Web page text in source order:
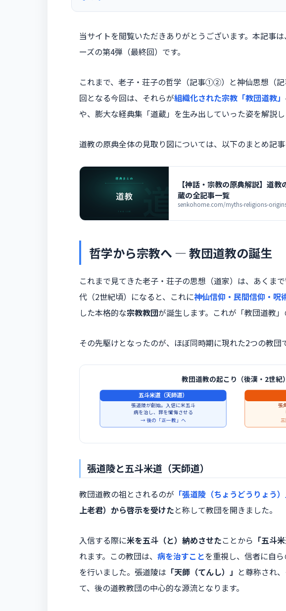
当サイトを閲覧いただきありがとうございます。本記事
ーズの第4弾（最終回）です。
これまで、老子・荘子の哲学（記事①②）と神仙思想（
回となる今回は、それらが組織化された宗教「教団道教」
や、膨大な経典集「道蔵」を生み出していった姿を解説し
道教の原典全体の見取り図については、以下のまとめ記事
【神話・宗教の原典解説】道
蔵の全記事一覧
senkohome.com/myths-religions-
哲学から宗教へ ― 教団道教の誕生
これまで見てきた老子・荘子の思想（道家）は、あくまで
代（2世紀頃）になると、これに神仙信仰・民間信仰・呪
した本格的な宗教教団が誕生します。これが「教団道教」
その先駆けとなったのが、ほぼ同時期に現れた2つの教団
教団道教の起こり（後漢・2世紀）
五斗米道（天師道）
張道陵が創始。入信に米五斗
病を治し、罪を懺悔させる
→ 後の「正一教」へ
張
張道陵と五斗米道（天師道）
教団道教の祖とされるのが 「張道陵（ちょうどうりょう）
上老君）から啓示を受けたと称して教団を開きました。
入信する際に米を五斗（と）納めさせたことから 「五斗
れます。この教団は、 病を治すことを重視し、信者に自
を行いました。張道陵は 「天師（てんし）」 と尊称され
て、後の道教教団の中心的な源流となります。